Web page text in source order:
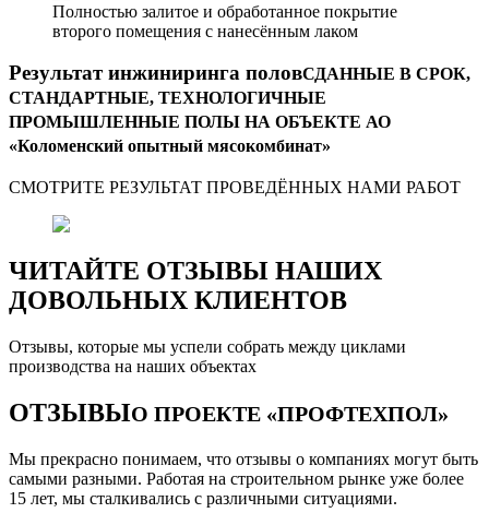
Полностью залитое и обработанное покрытие
второго помещения с нанесённым лаком
Результат инжиниринга половСДАННЫЕ В СРОК,
СТАНДАРТНЫЕ, ТЕХНОЛОГИЧНЫЕ
ПРОМЫШЛЕННЫЕ ПОЛЫ НА ОБЪЕКТЕ АО
«Коломенский опытный мясокомбинат»
СМОТРИТЕ РЕЗУЛЬТАТ ПРОВЕДЁННЫХ НАМИ РАБОТ
ЧИТАЙТЕ ОТЗЫВЫ НАШИХ
ДОВОЛЬНЫХ КЛИЕНТОВ
Отзывы, которые мы успели собрать между циклами
производства на наших объектах
ОТЗЫВЫО ПРОЕКТЕ «ПРОФТЕХПОЛ»
Мы прекрасно понимаем, что отзывы о компаниях могут быть
самыми разными. Работая на строительном рынке уже более
15 лет, мы сталкивались с различными ситуациями.